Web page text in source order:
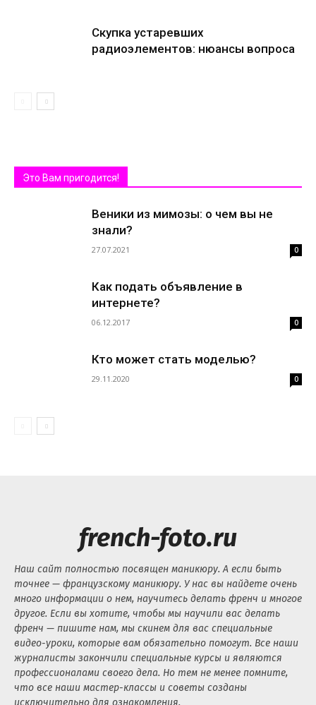
Скупка устаревших
радиоэлементов: нюансы вопроса
Это Вам пригодится!
Веники из мимозы: о чем вы не
знали?
27.07.2021 0
Как подать объявление в
интернете?
06.12.2017 0
Кто может стать моделью?
29.11.2020 0
french-foto.ru
Наш сайт полностью посвящен маникюру. А если быть
точнее — французскому маникюру. У нас вы найдете очень
много информации о нем, научитесь делать френч и многое
другое. Если вы хотите, чтобы мы научили вас делать
френч — пишите нам, мы скинем для вас специальные
видео-уроки, которые вам обязательно помогут. Все наши
журналисты закончили специальные курсы и являются
профессионалами своего дела. Но тем не менее помните,
что все наши мастер-классы и советы созданы
исключительно для ознакомления.